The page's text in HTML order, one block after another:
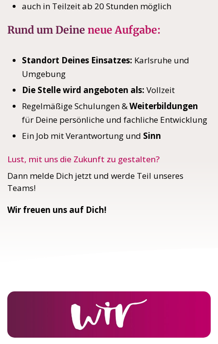
auch in Teilzeit ab 20 Stunden möglich
Rund um Deine neue Aufgabe:
Standort Deines Einsatzes: Karlsruhe und
Umgebung
Die Stelle wird angeboten als: Vollzeit
Regelmäßige Schulungen &Weiterbildungen
für Deine persönliche und fachliche Entwicklung
Ein Job mit Verantwortung und Sinn
Lust, mit uns die Zukunft zu gestalten?
Dann melde Dich jetzt und werde Teil unseres
Teams!
Wir freuen uns auf Dich!